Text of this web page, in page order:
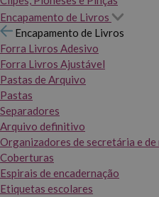
Encapamento de Livros
Encapamento de Livros
Forra Livros Adesivo
Forra Livros Ajustável
Pastas de Arquivo
Pastas
Separadores
Arquivo definitivo
Organizadores de secretária e de
Coberturas
Espirais de encadernação
Etiquetas escolares